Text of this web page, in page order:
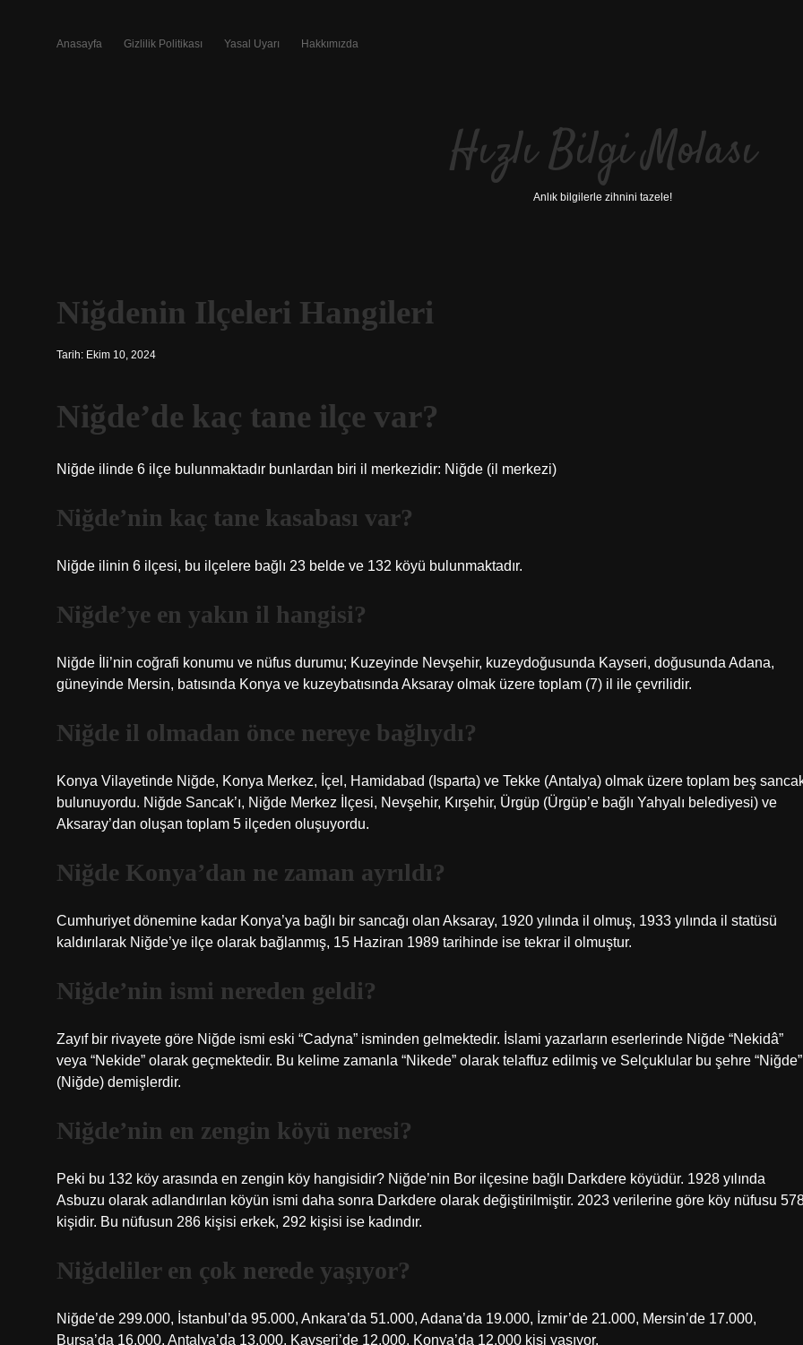
Anasayfa Gizlilik Politikası Yasal Uyarı Hakkımızda
Hızlı Bilgi Molası
Anlık bilgilerle zihnini tazele!
Niğdenin Ilçeleri Hangileri
Tarih: Ekim 10, 2024
Niğde’de kaç tane ilçe var?
Niğde ilinde 6 ilçe bulunmaktadır bunlardan biri il merkezidir: Niğde (il merkezi)
Niğde’nin kaç tane kasabası var?
Niğde ilinin 6 ilçesi, bu ilçelere bağlı 23 belde ve 132 köyü bulunmaktadır.
Niğde’ye en yakın il hangisi?
Niğde İli’nin coğrafi konumu ve nüfus durumu; Kuzeyinde Nevşehir, kuzeydoğusunda Kayseri, doğusunda Adana,
güneyinde Mersin, batısında Konya ve kuzeybatısında Aksaray olmak üzere toplam (7) il ile çevrilidir.
Niğde il olmadan önce nereye bağlıydı?
Konya Vilayetinde Niğde, Konya Merkez, İçel, Hamidabad (Isparta) ve Tekke (Antalya) olmak üzere toplam beş
bulunuyordu. Niğde Sancak’ı, Niğde Merkez İlçesi, Nevşehir, Kırşehir, Ürgüp (Ürgüp’e bağlı Yahyalı belediyesi) ve
Aksaray’dan oluşan toplam 5 ilçeden oluşuyordu.
Niğde Konya’dan ne zaman ayrıldı?
Cumhuriyet dönemine kadar Konya’ya bağlı bir sancağı olan Aksaray, 1920 yılında il olmuş, 1933 yılında il statüsü
kaldırılarak Niğde’ye ilçe olarak bağlanmış, 15 Haziran 1989 tarihinde ise tekrar il olmuştur.
Niğde’nin ismi nereden geldi?
Zayıf bir rivayete göre Niğde ismi eski “Cadyna” isminden gelmektedir. İslami yazarların eserlerinde Niğde “Nekidâ”
veya “Nekide” olarak geçmektedir. Bu kelime zamanla “Nikede” olarak telaffuz edilmiş ve Selçuklular bu şehre “Niğde”
(Niğde) demişlerdir.
Niğde’nin en zengin köyü neresi?
Peki bu 132 köy arasında en zengin köy hangisidir? Niğde’nin Bor ilçesine bağlı Darkdere köyüdür. 1928 yılında
Asbuzu olarak adlandırılan köyün ismi daha sonra Darkdere olarak değiştirilmiştir. 2023 verilerine göre köy nüfusu
kişidir. Bu nüfusun 286 kişisi erkek, 292 kişisi ise kadındır.
Niğdeliler en çok nerede yaşıyor?
Niğde’de 299.000, İstanbul’da 95.000, Ankara’da 51.000, Adana’da 19.000, İzmir’de 21.000, Mersin’de 17.000,
Bursa’da 16.000, Antalya’da 13.000, Kayseri’de 12.000, Konya’da 12.000 kişi yaşıyor.